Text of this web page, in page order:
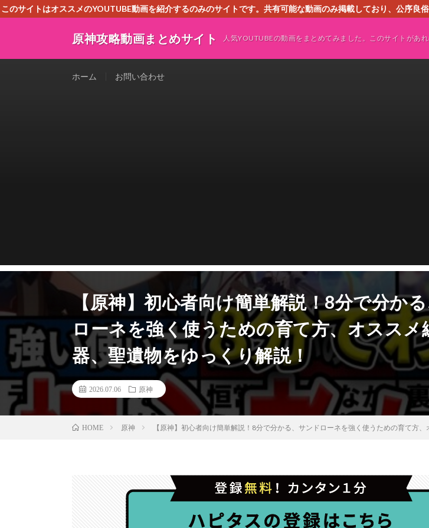
このサイトはオススメのYOUTUBE動画を紹介するのみのサイトです。共有可能な動画のみ掲載しており、公序
原神攻略動画まとめサイト 人気YOUTUBEの動画をまとめてみました。このサイトがあ
ホーム お問い合わせ
【原神】初心者向け簡単解説！8分で分か
ローネを強く使うための育て方、オススメ
器、聖遺物をゆっくり解説！
2026.07.06 原神
HOME 原神 【原神】初心者向け簡単解説！8分で分かる、サンドローネを強く使うための育て方